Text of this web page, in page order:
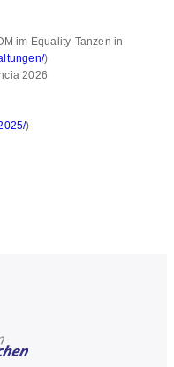
im Equality-Tanzen in
)
2026
)